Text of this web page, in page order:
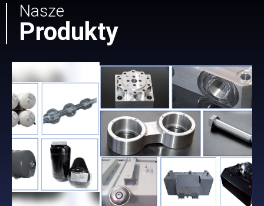
Nasze
Produkty